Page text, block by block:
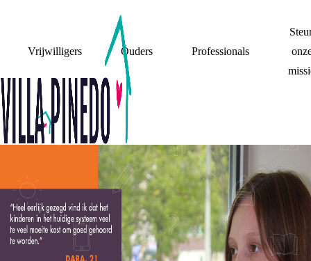
Vrijwilligers Ouders Professionals
DARA (21) GEEFT